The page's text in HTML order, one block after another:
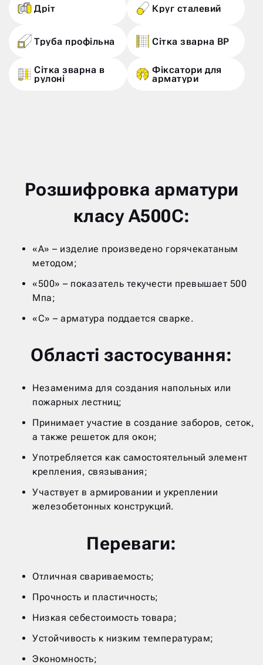
Дріт Круг сталевий
Труба профільна Сітка зварна ВР
Сітка зварна в
рулоні
Фіксатори для
арматури
Розшифровка арматури
класу А500С:
«А» – изделие произведено горячекатаным
методом;
«500» – показатель текучести превышает 500
Мпа;
«С» – арматура поддается сварке.
Області застосування:
Незаменима для создания напольных или
пожарных лестниц;
Принимает участие в создание заборов, сеток,
а также решеток для окон;
Употребляется как самостоятельный элемент
крепления, связывания;
Участвует в армировании и укреплении
железобетонных конструкций.
Переваги:
Отличная свариваемость;
Прочность и пластичность;
Низкая себестоимость товара;
Устойчивость к низким температурам;
Экономность;